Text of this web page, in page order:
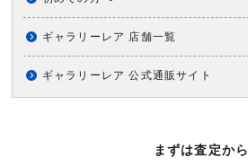
ギャラリーレア 店舗一覧
ギャラリーレア 公式通販サイト
まずは査定から